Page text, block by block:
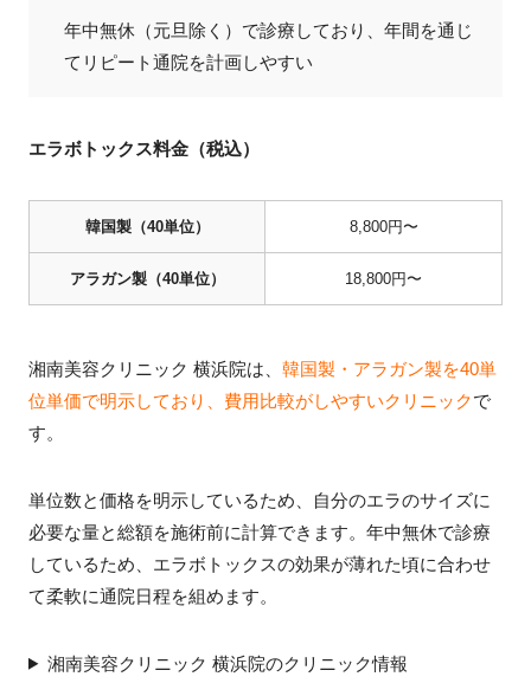
年中無休（元旦除く）で診療しており、年間を通じ
てリピート通院を計画しやすい
エラボトックス料金（税込）
韓国製（40単位） 8,800円〜
アラガン製（40単位） 18,800円〜
湘南美容クリニック 横浜院は、 韓国製・アラガン製を40単
位単価で明示しており、費用比較がしやすいクリニックで
す。
単位数と価格を明示しているため、自分のエラのサイズに
必要な量と総額を施術前に計算できます。年中無休で診療
しているため、エラボトックスの効果が薄れた頃に合わせ
て柔軟に通院日程を組めます。
湘南美容クリニック 横浜院のクリニック情報